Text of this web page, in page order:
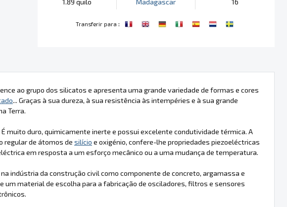
Transferir para :
ao grupo dos silicatos e apresenta uma grande variedade de formas e cores
... Graças à sua dureza, à sua resistência às intempéries e à sua grande
Terra.
muito duro, quimicamente inerte e possui excelente condutividade térmica. A
regular de átomos de silício e oxigénio, confere-lhe propriedades piezoeléctricas
em resposta a um esforço mecânico ou a uma mudança de temperatura.
indústria da construção civil como componente de concreto, argamassa e
um material de escolha para a fabricação de osciladores, filtros e sensores